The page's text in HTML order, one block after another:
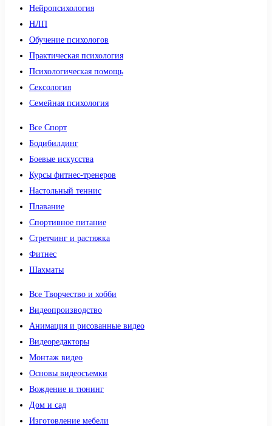
Нейропсихология
НЛП
Обучение психологов
Практическая психология
Психологическая помощь
Сексология
Семейная психология
Все Спорт
Бодибилдинг
Боевые искусства
Курсы фитнес-тренеров
Настольный теннис
Плавание
Спортивное питание
Стретчинг и растяжка
Фитнес
Шахматы
Все Творчество и хобби
Видеопроизводство
Анимация и рисованные видео
Видеоредакторы
Монтаж видео
Основы видеосъемки
Вождение и тюнинг
Дом и сад
Изготовление мебели